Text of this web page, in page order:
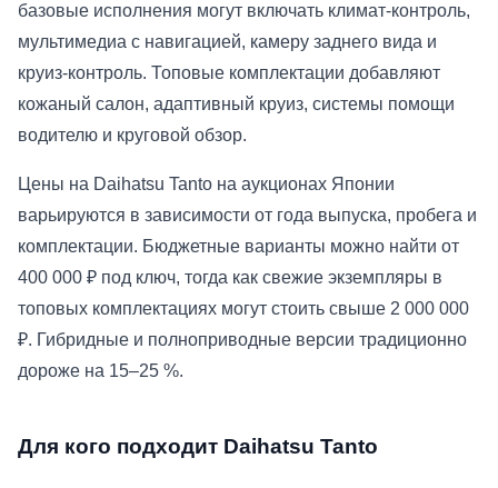
базовые исполнения могут включать климат-контроль,
мультимедиа с навигацией, камеру заднего вида и
круиз-контроль. Топовые комплектации добавляют
кожаный салон, адаптивный круиз, системы помощи
водителю и круговой обзор.
Цены на Daihatsu Tanto на аукционах Японии
варьируются в зависимости от года выпуска, пробега и
комплектации. Бюджетные варианты можно найти от
400 000 ₽ под ключ, тогда как свежие экземпляры в
топовых комплектациях могут стоить свыше 2 000 000
₽. Гибридные и полноприводные версии традиционно
дороже на 15–25 %.
Для кого подходит Daihatsu Tanto